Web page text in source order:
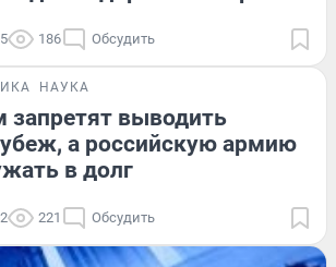
186 Обсудить
НАУКА
запретят выводить
а российскую армию
в долг
221 Обсудить